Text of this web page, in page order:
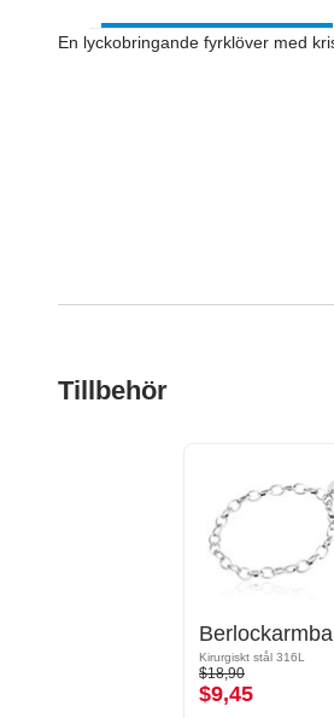
En lyckobringande fyrklöver med
Tillbehör
Kirurgiskt stål 316L
$18,90
$9,45